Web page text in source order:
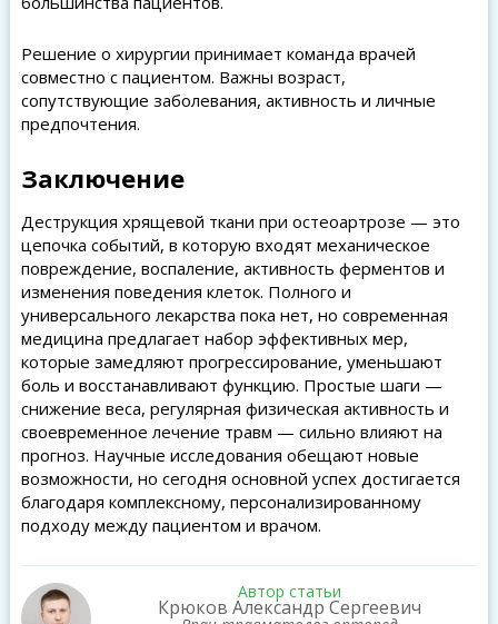
Решение о хирургии принимает команда врачей
совместно с пациентом. Важны возраст,
сопутствующие заболевания, активность и личные
предпочтения.
Заключение
Деструкция хрящевой ткани при остеоартрозе — это
цепочка событий, в которую входят механическое
повреждение, воспаление, активность ферментов и
изменения поведения клеток. Полного и
универсального лекарства пока нет, но современная
медицина предлагает набор эффективных мер,
которые замедляют прогрессирование, уменьшают
боль и восстанавливают функцию. Простые шаги —
снижение веса, регулярная физическая активность и
своевременное лечение травм — сильно влияют на
прогноз. Научные исследования обещают новые
возможности, но сегодня основной успех достигается
благодаря комплексному, персонализированному
подходу между пациентом и врачом.
Автор статьи
Крюков Александр Сергеевич